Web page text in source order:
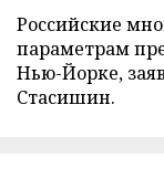
Российские
параметрам
Нью-Йорке,
Стасишин.